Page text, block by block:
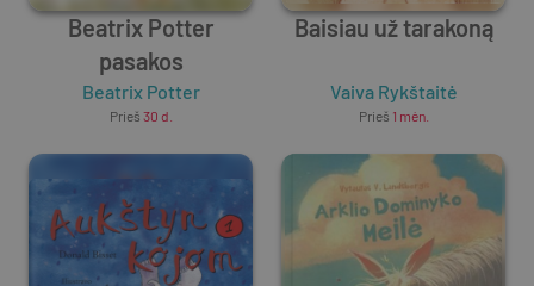
Beatrix Potter
pasakos
Beatrix Potter
Prieš 30 d.
Baisiau už tarakoną
Vaiva Rykštaitė
Prieš 1 mėn.